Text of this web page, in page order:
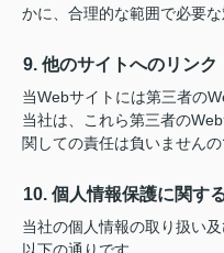
かに、合理的な範囲で必要な
9. 他のサイトへのリンク
当Webサイトには第三者の
当社は、これら第三者の
関しての責任は負いません
10. 個人情報保護に関す
当社の個人情報の取り扱い